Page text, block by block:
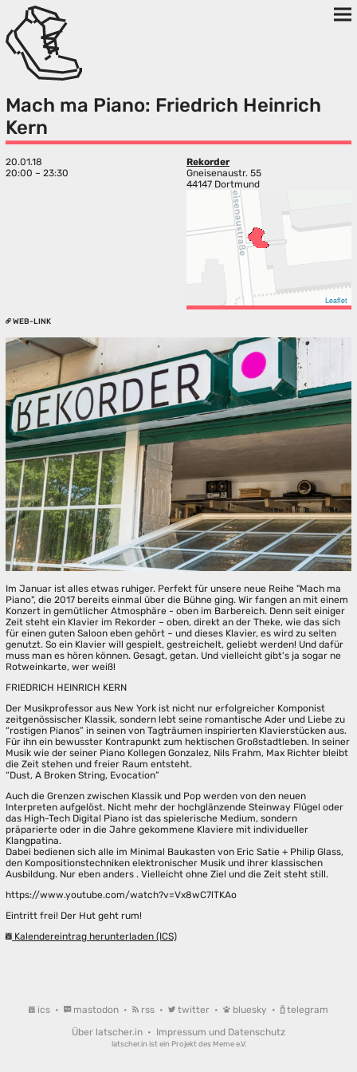
Mach ma Piano: Friedrich Heinrich
Kern
20.01.18
20:00 – 23:30
Rekorder
Gneisenaustr. 55
44147 Dortmund
Leaflet
WEB-LINK
Im Januar ist alles etwas ruhiger. Perfekt für unsere neue Reihe "Mach ma
Piano", die 2017 bereits einmal über die Bühne ging. Wir fangen an mit einem
Konzert in gemütlicher Atmosphäre - oben im Barbereich. Denn seit einiger
Zeit steht ein Klavier im Rekorder – oben, direkt an der Theke, wie das sich
für einen guten Saloon eben gehört – und dieses Klavier, es wird zu selten
genutzt. So ein Klavier will gespielt, gestreichelt, geliebt werden! Und dafür
muss man es hören können. Gesagt, getan. Und vielleicht gibt's ja sogar ne
Rotweinkarte, wer weiß!
FRIEDRICH HEINRICH KERN
Der Musikprofessor aus New York ist nicht nur erfolgreicher Komponist
zeitgenössischer Klassik, sondern lebt seine romantische Ader und Liebe zu
“rostigen Pianos” in seinen von Tagträumen inspirierten Klavierstücken aus.
Für ihn ein bewusster Kontrapunkt zum hektischen Großstadtleben. In seiner
Musik wie der seiner Piano Kollegen Gonzalez, Nils Frahm, Max Richter bleibt
die Zeit stehen und freier Raum entsteht.
“Dust, A Broken String, Evocation”
Auch die Grenzen zwischen Klassik und Pop werden von den neuen
Interpreten aufgelöst. Nicht mehr der hochglänzende Steinway Flügel oder
das High-Tech Digital Piano ist das spielerische Medium, sondern
präparierte oder in die Jahre gekommene Klaviere mit individueller
Klangpatina.
Dabei bedienen sich alle im Minimal Baukasten von Eric Satie + Philip Glass,
den Kompositionstechniken elektronischer Musik und ihrer klassischen
Ausbildung. Nur eben anders . Vielleicht ohne Ziel und die Zeit steht still.
https://www.youtube.com/watch?v=Vx8wC7lTKAo
Eintritt frei! Der Hut geht rum!
Kalendereintrag herunterladen (ICS)
ics • mastodon • rss • twitter • bluesky •
telegram
Über latscher.in • Impressum und Datenschutz
latscher.in ist ein Projekt des Meme e.V.